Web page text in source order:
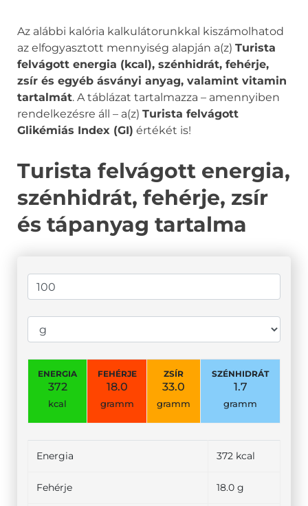
Az alábbi kalória kalkulátorunkkal kiszámolhatod
az elfogyasztott mennyiség alapján a(z) Turista
felvágott energia (kcal), szénhidrát, fehérje,
zsír és egyéb ásványi anyag, valamint vitamin
tartalmát. A táblázat tartalmazza – amennyiben
rendelkezésre áll – a(z) Turista felvágott
Glikémiás Index (GI) értékét is!
Turista felvágott energia,
szénhidrát, fehérje, zsír
és tápanyag tartalma
ENERGIA
372
kcal
FEHÉRJE
18.0
gramm
ZSÍR
33.0
gramm
SZÉNHIDRÁT
1.7
gramm
Energia 372 kcal
Fehérje 18.0 g